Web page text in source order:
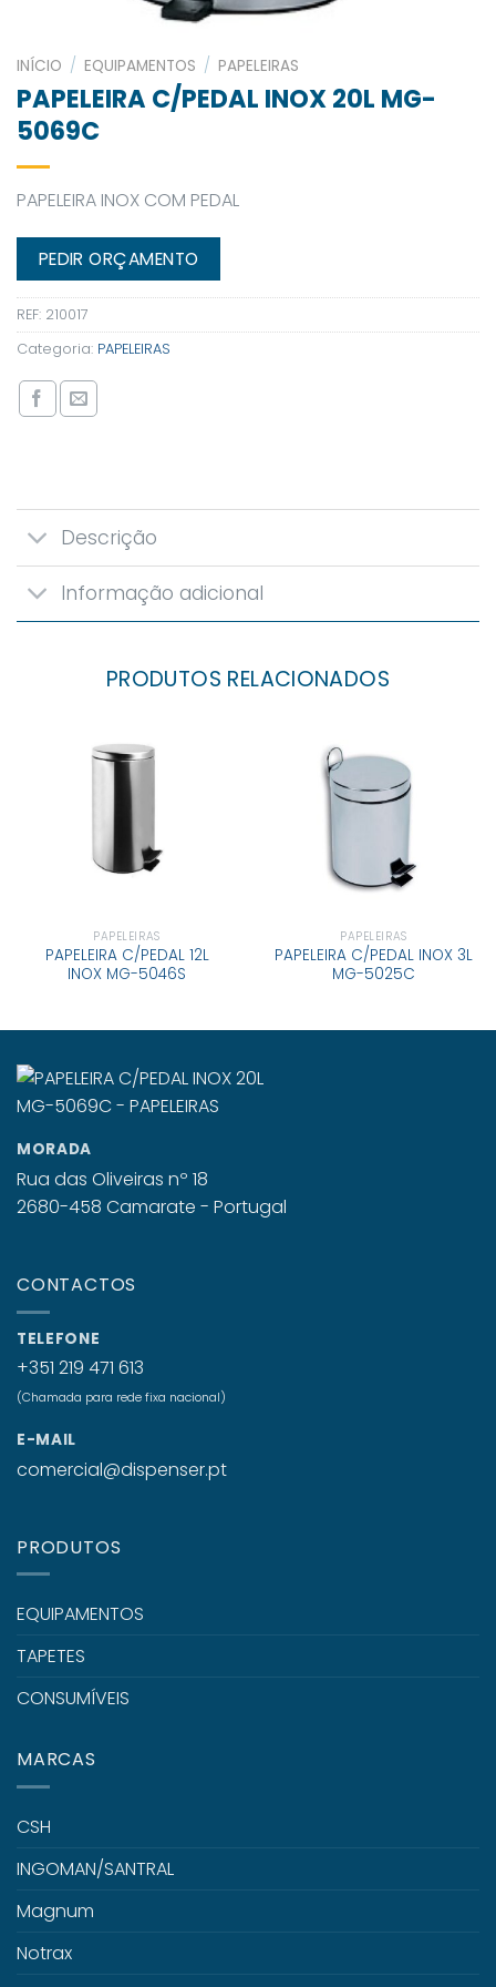
INÍCIO / EQUIPAMENTOS / PAPELEIRAS
PAPELEIRA C/PEDAL INOX 20L MG-
5069C
PAPELEIRA INOX COM PEDAL
PEDIR ORÇAMENTO
REF: 210017
Categoria: PAPELEIRAS
Descrição
Informação adicional
PRODUTOS RELACIONADOS
PAPELEIRAS
PAPELEIRA C/PEDAL 12L
INOX MG-5046S
PAPELEIRAS
PAPELEIRA C/PEDAL INOX 3L
MG-5025C
MORADA
Rua das Oliveiras nº 18
2680-458 Camarate - Portugal
CONTACTOS
TELEFONE
+351 219 471 613
(Chamada para rede fixa nacional)
E-MAIL
comercial@dispenser.pt
PRODUTOS
EQUIPAMENTOS
TAPETES
CONSUMÍVEIS
MARCAS
CSH
INGOMAN/SANTRAL
Magnum
Notrax